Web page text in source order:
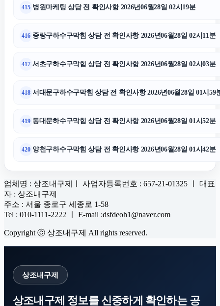
415 병원마케팅 상담 전 확인사항 2026년06월28일 02시19분
416 중랑구하수구막힘 상담 전 확인사항 2026년06월28일 02시11분
417 서초구하수구막힘 상담 전 확인사항 2026년06월28일 02시03분
418 서대문구하수구막힘 상담 전 확인사항 2026년06월28일 01시59
419 동대문하수구막힘 상담 전 확인사항 2026년06월28일 01시52분
420 양천구하수구막힘 상담 전 확인사항 2026년06월28일 01시42분
업체명 : 상조내구제ㅣ 사업자등록번호 : 657-21-01325 ㅣ 대표
자 : 상조내구제
주소 : 서울 종로구 세종로 1-58
Tel : 010-1111-2222 ㅣ E-mail :dsfdeoh1@naver.com
Copyright ⓒ 상조내구제 All rights reserved.
상조내구제
상조내구제 정보를 신중하게 확인하는 공